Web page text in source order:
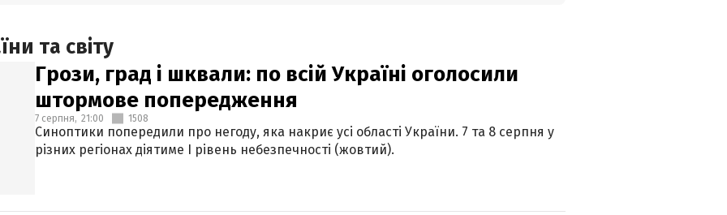
та світу
Грози, град і шквали: по всій Україні оголосили
штормове попередження
7 серпня, 21:00 1508
Синоптики попередили про негоду, яка накриє усі області України. 7 та 8 серпня у
різних регіонах діятиме І рівень небезпечності (жовтий).